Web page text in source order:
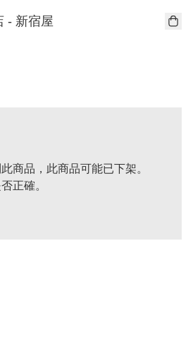
- 新宿屋
商品，此商品可能已下架。
正確。